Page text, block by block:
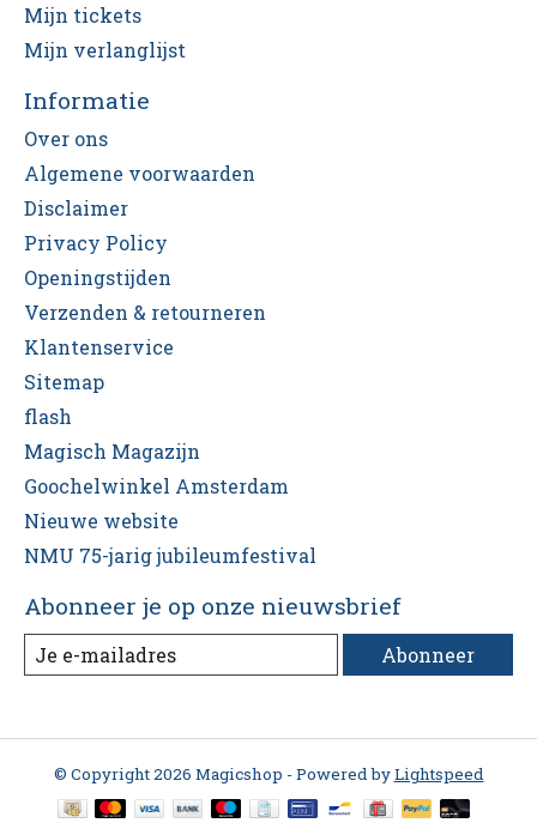
Mijn tickets
Mijn verlanglijst
Informatie
Over ons
Algemene voorwaarden
Disclaimer
Privacy Policy
Openingstijden
Verzenden & retourneren
Klantenservice
Sitemap
flash
Magisch Magazijn
Goochelwinkel Amsterdam
Nieuwe website
NMU 75-jarig jubileumfestival
Abonneer je op onze nieuwsbrief
Abonneer
© Copyright 2026 Magicshop - Powered byLightspeed